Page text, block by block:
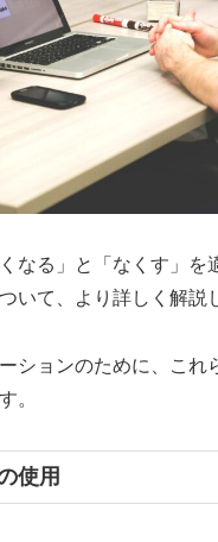
なる」と「なくす」を
いて、より詳しく解説
ションのために、これ
。
使用